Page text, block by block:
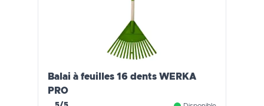
Balai à feuilles 16 dents WERKA
PRO